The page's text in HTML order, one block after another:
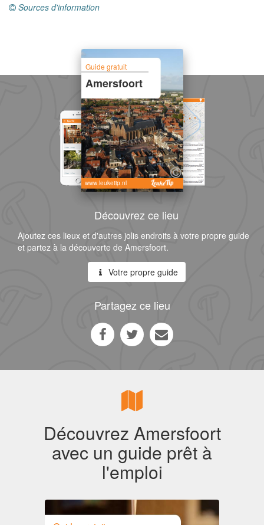
Sources d'information
Guide gratuit
Amersfoort
www.leuketip.nl
Découvrez ce lieu
Ajoutez ces lieux et d'autres jolis endroits à votre propre guide
et partez à la découverte de Amersfoort.
Votre propre guide
Partagez ce lieu
Découvrez Amersfoort
avec un guide prêt à
l'emploi